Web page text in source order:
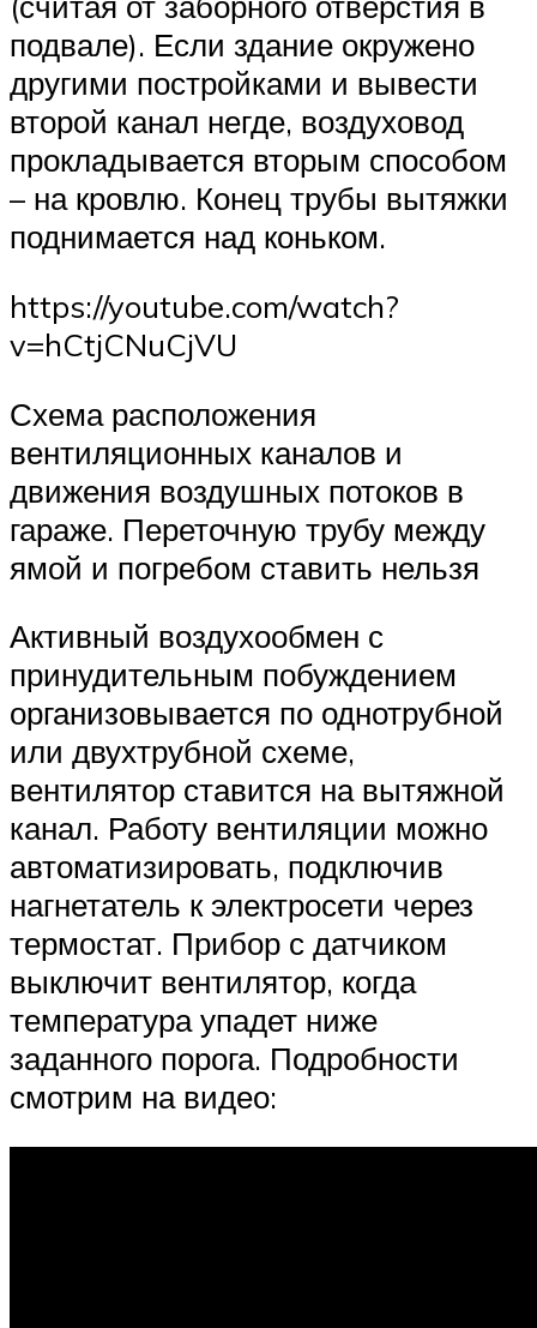
подвале). Если здание окружено
другими постройками и вывести
второй канал негде, воздуховод
прокладывается вторым способом
– на кровлю. Конец трубы вытяжки
поднимается над коньком.
https://youtube.com/watch?
v=hCtjCNuCjVU
Схема расположения
вентиляционных каналов и
движения воздушных потоков в
гараже. Переточную трубу между
ямой и погребом ставить нельзя
Активный воздухообмен с
принудительным побуждением
организовывается по однотрубной
или двухтрубной схеме,
вентилятор ставится на вытяжной
канал. Работу вентиляции можно
автоматизировать, подключив
нагнетатель к электросети через
термостат. Прибор с датчиком
выключит вентилятор, когда
температура упадет ниже
заданного порога. Подробности
смотрим на видео: